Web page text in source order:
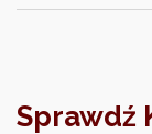
Sprawdź